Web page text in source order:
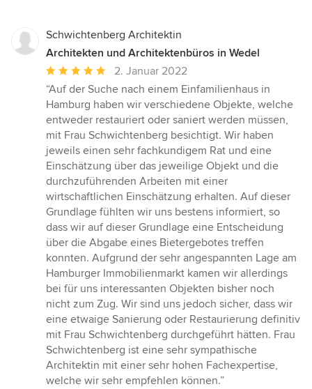
Schwichtenberg Architektin
Architekten und Architektenbüros in Wedel
Durchschnittliche
Bewertung:
5
von
5
Sternen
2. Januar 2022
“Auf der Suche nach einem Einfamilienhaus in
Hamburg haben wir verschiedene Objekte, welche
entweder restauriert oder saniert werden müssen,
mit Frau Schwichtenberg besichtigt. Wir haben
jeweils einen sehr fachkundigem Rat und eine
Einschätzung über das jeweilige Objekt und die
durchzuführenden Arbeiten mit einer
wirtschaftlichen Einschätzung erhalten. Auf dieser
Grundlage fühlten wir uns bestens informiert, so
dass wir auf dieser Grundlage eine Entscheidung
über die Abgabe eines Bietergebotes treffen
konnten. Aufgrund der sehr angespannten Lage am
Hamburger Immobilienmarkt kamen wir allerdings
bei für uns interessanten Objekten bisher noch
nicht zum Zug. Wir sind uns jedoch sicher, dass wir
eine etwaige Sanierung oder Restaurierung definitiv
mit Frau Schwichtenberg durchgeführt hätten. Frau
Schwichtenberg ist eine sehr sympathische
Architektin mit einer sehr hohen Fachexpertise,
welche wir sehr empfehlen können.”